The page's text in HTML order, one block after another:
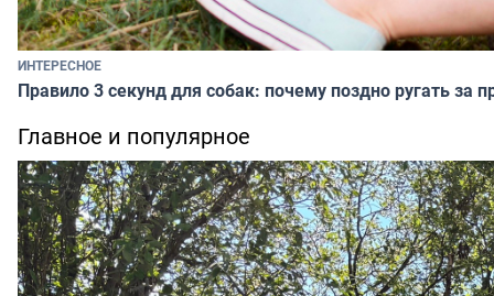
ИНТЕРЕСНОЕ
Правило 3 секунд для собак: почему поздно ругать за
Главное и популярное